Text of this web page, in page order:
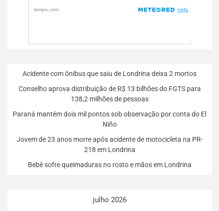
Acidente com ônibus que saiu de Londrina deixa 2 mortos
Conselho aprova distribuição de R$ 13 bilhões do FGTS para
138,2 milhões de pessoas
Paraná mantém dois mil pontos sob observação por conta do El
Niño
Jovem de 23 anos morre após acidente de motocicleta na PR-
218 em Londrina
Bebê sofre queimaduras no rosto e mãos em Londrina
julho 2026